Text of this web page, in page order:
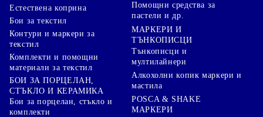
Естествена коприна
Бои за текстил
Контури и маркери за
текстил
Комплекти и помощни
материали за текстил
БОИ ЗА ПОРЦЕЛАН,
СТЪКЛО И КЕРАМИКА
Бои за порцелан, стъкло и
комплекти
Помощни средства за
пастели и др.
МАРКЕРИ И
ТЪНКОПИСЦИ
Тънкописци и
мултилайнери
Алкохолни копик маркери и
мастила
POSCA & SHAKE
МАРКЕРИ